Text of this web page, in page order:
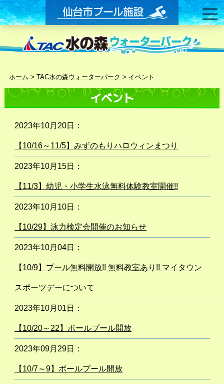
ホーム > TAC水の森ウォーターパーク > イベント
イベント
2023年10月20日：
【10/16～11/5】みずのもりハロウィンまつり
2023年10月15日：
【11/3】幼児・小学生水泳無料体験教室開催!!
2023年10月10日：
【10/29】泳力検定会開催のお知らせ
2023年10月04日：
【10/9】プール無料開放!! 無料教室あり!! マイタウン
スポーツデーについて
2023年10月01日：
【10/20～22】ボールプール開放
2023年09月29日：
【10/7～9】ボールプール開放